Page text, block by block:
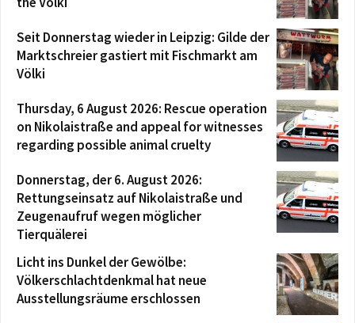
Seit Donnerstag wieder in Leipzig: Gilde der
Marktschreier gastiert mit Fischmarkt am
Völki
Thursday, 6 August 2026: Rescue operation
on Nikolaistraße and appeal for witnesses
regarding possible animal cruelty
Donnerstag, der 6. August 2026:
Rettungseinsatz auf Nikolaistraße und
Zeugenaufruf wegen möglicher
Tierquälerei
Licht ins Dunkel der Gewölbe:
Völkerschlachtdenkmal hat neue
Ausstellungsräume erschlossen